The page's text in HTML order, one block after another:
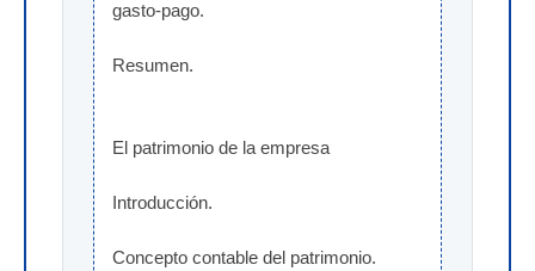
gasto-pago.
Resumen.
El patrimonio de la empresa
Introducción.
Concepto contable del patrimonio.